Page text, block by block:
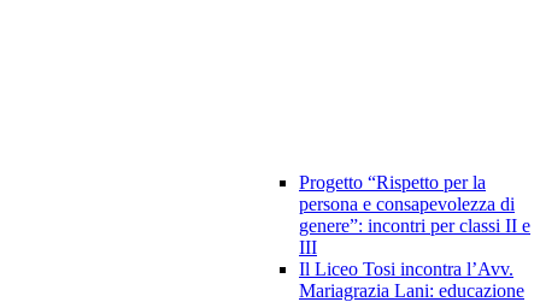
Progetto “Rispetto per la
persona e consapevolezza di
genere”: incontri per classi II e
III
Il Liceo Tosi incontra l’Avv.
Mariagrazia Lani: educazione